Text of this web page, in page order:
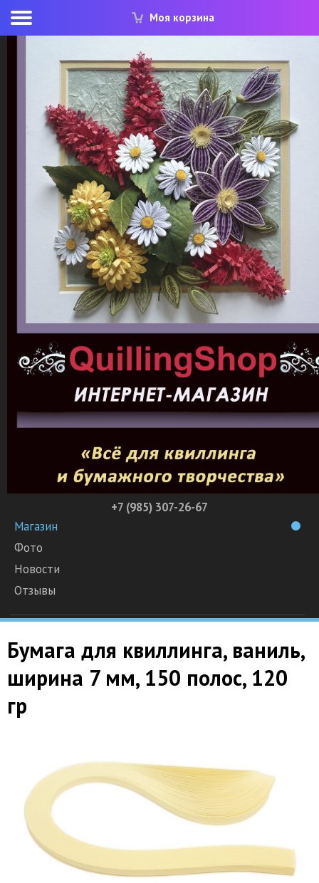
Моя корзина
+7 (985) 307-26-67
Магазин
Фото
Новости
Отзывы
Бумага для квиллинга, ваниль,
ширина 7 мм, 150 полос, 120
гр